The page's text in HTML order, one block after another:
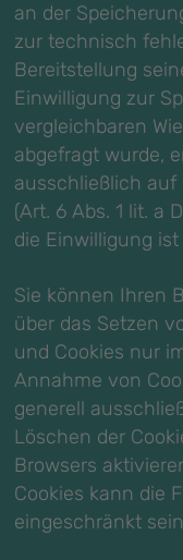
an der
zur technisch
Bereitstellung
Einwilligung zur
vergleichbaren
abgefragt wurde,
ausschließlich auf
(Art. 6 Abs. 1 lit. a
die Einwilligung
Sie können Ihren
über das Setzen
und Cookies nur
Annahme von
generell
Löschen der
Browsers
Cookies kann die
eingeschränkt